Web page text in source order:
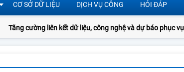
CƠ SỞ DỮ LIỆU DỊCH VỤ CÔNG HỎI ĐÁP
Tăng cường liên kết dữ liệu, công nghệ và dự báo phục vụ